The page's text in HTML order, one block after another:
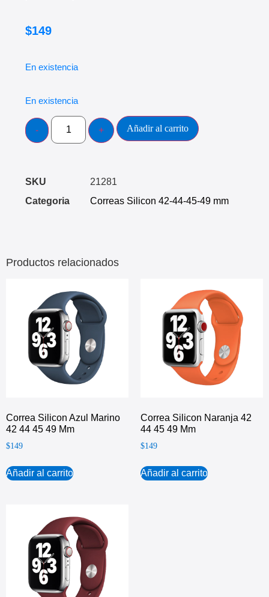
$149
En existencia
En existencia
Añadir al carrito
SKU
21281
Categoria
Correas Silicon 42-44-45-49 mm
Productos relacionados
Correa Silicon Azul Marino
42 44 45 49 Mm
$149
Añadir al carrito
Correa Silicon Naranja 42
44 45 49 Mm
$149
Añadir al carrito